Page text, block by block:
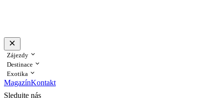
Zájezdy
Destinace
Exotika
MagazínKontakt
Sledujte nás